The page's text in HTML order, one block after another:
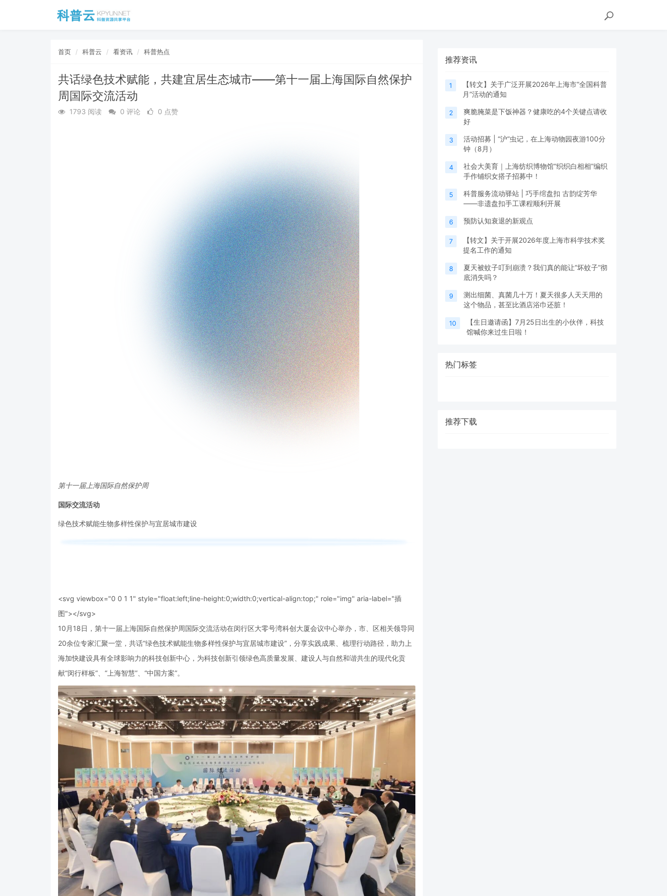
首页 科普云 看资讯 科普热点
共话绿色技术赋能，共建宜居生态城市——第十一届上海国际自然保护
周国际交流活动
1793 阅读 0 评论 0 点赞
第十一届上海国际自然保护周
国际交流活动
绿色技术赋能生物多样性保护与宜居城市建设
<svg viewbox="0 0 1 1" style="float:left;line-height:0;width:0;vertical-align:top;" role="img" aria-label="插
图"></svg>
10月18日，第十一届上海国际自然保护周国际交流活动在闵行区大零号湾科创大厦会议中心举办，市、区相关领导同
20余位专家汇聚一堂，共话“绿色技术赋能生物多样性保护与宜居城市建设”，分享实践成果、梳理行动路径，助力上
海加快建设具有全球影响力的科技创新中心，为科技创新引领绿色高质量发展、建设人与自然和谐共生的现代化贡
献“闵行样板”、“上海智慧”、“中国方案”。
推荐资讯
1
【转文】关于广泛开展2026年上海市“全国科普
月”活动的通知
2
爽脆腌菜是下饭神器？健康吃的4个关键点请收
好
3
活动招募 | “沪”虫记，在上海动物园夜游100分
钟（8月）
4
社会大美育｜上海纺织博物馆“织织白相相”编织
手作铺织女搭子招募中！
5
科普服务流动驿站 | 巧手绾盘扣 古韵绽芳华
——非遗盘扣手工课程顺利开展
6 预防认知衰退的新观点
7
【转文】关于开展2026年度上海市科学技术奖
提名工作的通知
8
夏天被蚊子叮到崩溃？我们真的能让“坏蚊子”彻
底消失吗？
9
测出细菌、真菌几十万！夏天很多人天天用的
这个物品，甚至比酒店浴巾还脏！
10
【生日邀请函】7月25日出生的小伙伴，科技
馆喊你来过生日啦！
热门标签
推荐下载